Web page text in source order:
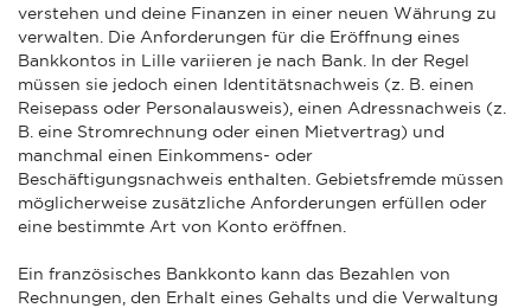
verstehen und deine Finanzen in einer neuen Währung zu
verwalten. Die Anforderungen für die Eröffnung eines
Bankkontos in Lille variieren je nach Bank. In der Regel
müssen sie jedoch einen Identitätsnachweis (z. B. einen
Reisepass oder Personalausweis), einen Adressnachweis (z.
B. eine Stromrechnung oder einen Mietvertrag) und
manchmal einen Einkommens- oder
Beschäftigungsnachweis enthalten. Gebietsfremde müssen
möglicherweise zusätzliche Anforderungen erfüllen oder
eine bestimmte Art von Konto eröffnen.
Ein französisches Bankkonto kann das Bezahlen von
Rechnungen, den Erhalt eines Gehalts und die Verwaltung